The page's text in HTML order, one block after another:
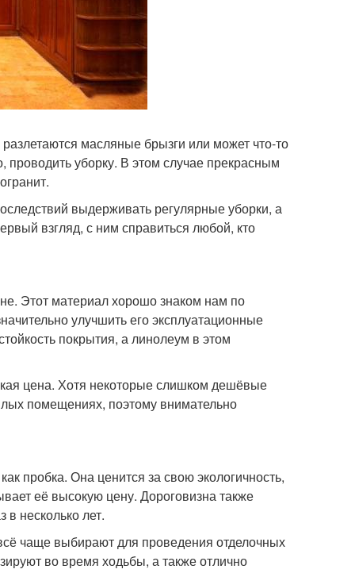
масляные брызги или может что-то
уборку. В этом случае прекрасным
выдерживать регулярные уборки, а
взгляд, с ним справиться любой, кто
Этот материал хорошо знаком нам по
улучшить его эксплуатационные
покрытия, а линолеум в этом
цена. Хотя некоторые слишком дешёвые
помещениях, поэтому внимательно
пробка. Она ценится за свою экологичность,
её высокую цену. Дороговизна также
в несколько лет.
чаще выбирают для проведения отделочных
во время ходьбы, а также отлично